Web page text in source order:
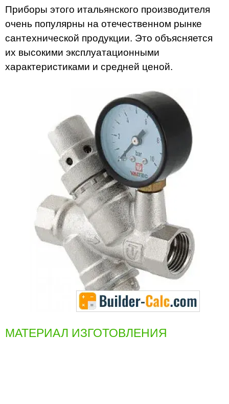
Приборы этого итальянского производителя
очень популярны на отечественном рынке
сантехнической продукции. Это объясняется
их высокими эксплуатационными
характеристиками и средней ценой.
МАТЕРИАЛ ИЗГОТОВЛЕНИЯ